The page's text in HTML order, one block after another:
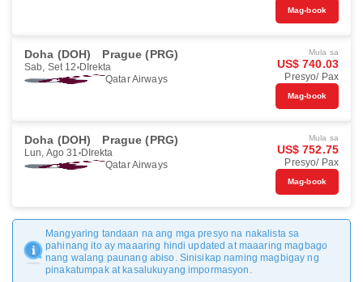
Mag-book
Doha (DOH) Prague (PRG)
Sab, Set 12 DIrekta
Qatar Airways
Mula sa
US$ 740.03
Presyo/ Pax
Mag-book
Doha (DOH) Prague (PRG)
Lun, Ago 31 DIrekta
Qatar Airways
Mula sa
US$ 752.75
Presyo/ Pax
Mag-book
Mangyaring tandaan na ang mga presyo na nakalista sa
pahinang ito ay maaaring hindi updated at maaaring magbago
nang walang paunang abiso. Sinisikap naming magbigay ng
pinakatumpak at kasalukuyang impormasyon.